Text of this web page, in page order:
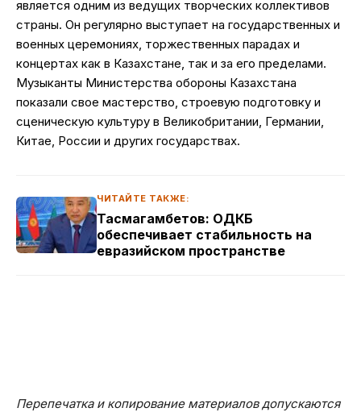
является одним из ведущих творческих коллективов
страны. Он регулярно выступает на государственных и
военных церемониях, торжественных парадах и
концертах как в Казахстане, так и за его пределами.
Музыканты Министерства обороны Казахстана
показали свое мастерство, строевую подготовку и
сценическую культуру в Великобритании, Германии,
Китае, России и других государствах.
ЧИТАЙТЕ ТАКЖЕ:
Тасмагамбетов: ОДКБ
обеспечивает стабильность на
евразийском пространстве
Перепечатка и копирование материалов допускаются